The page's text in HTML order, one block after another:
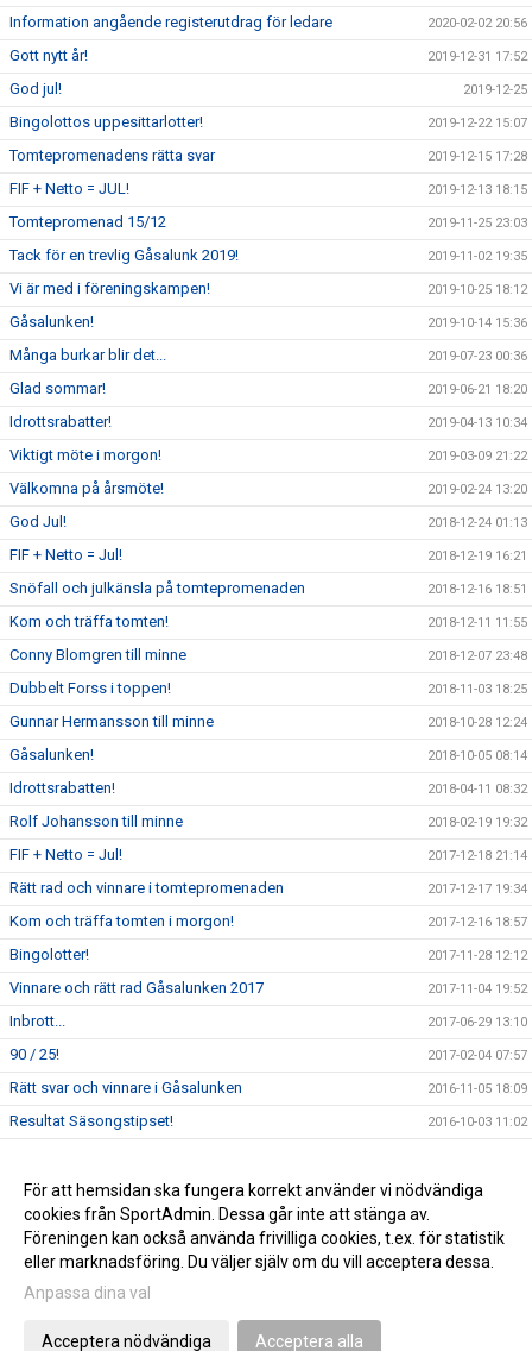
Information angående registerutdrag för ledare 2020-02-02 20:56
Gott nytt år! 2019-12-31 17:52
God jul! 2019-12-25
Bingolottos uppesittarlotter! 2019-12-22 15:07
Tomtepromenadens rätta svar 2019-12-15 17:28
FIF + Netto = JUL! 2019-12-13 18:15
Tomtepromenad 15/12 2019-11-25 23:03
Tack för en trevlig Gåsalunk 2019! 2019-11-02 19:35
Vi är med i föreningskampen! 2019-10-25 18:12
Gåsalunken! 2019-10-14 15:36
Många burkar blir det... 2019-07-23 00:36
Glad sommar! 2019-06-21 18:20
Idrottsrabatter! 2019-04-13 10:34
Viktigt möte i morgon! 2019-03-09 21:22
Välkomna på årsmöte! 2019-02-24 13:20
God Jul! 2018-12-24 01:13
FIF + Netto = Jul! 2018-12-19 16:21
Snöfall och julkänsla på tomtepromenaden 2018-12-16 18:51
Kom och träffa tomten! 2018-12-11 11:55
Conny Blomgren till minne 2018-12-07 23:48
Dubbelt Forss i toppen! 2018-11-03 18:25
Gunnar Hermansson till minne 2018-10-28 12:24
Gåsalunken! 2018-10-05 08:14
Idrottsrabatten! 2018-04-11 08:32
Rolf Johansson till minne 2018-02-19 19:32
FIF + Netto = Jul! 2017-12-18 21:14
Rätt rad och vinnare i tomtepromenaden 2017-12-17 19:34
Kom och träffa tomten i morgon! 2017-12-16 18:57
Bingolotter! 2017-11-28 12:12
Vinnare och rätt rad Gåsalunken 2017 2017-11-04 19:52
Inbrott... 2017-06-29 13:10
90 / 25! 2017-02-04 07:57
Rätt svar och vinnare i Gåsalunken 2016-11-05 18:09
Resultat Säsongstipset! 2016-10-03 11:02
Gräsroten! 2014-11-20 10:49
2014-09-19 13:56
Gå till Webbversion
För att hemsidan ska fungera korrekt använder vi nödvändiga
cookies från SportAdmin. Dessa går inte att stänga av.
Föreningen kan också använda frivilliga cookies, t.ex. för statistik
eller marknadsföring. Du väljer själv om du vill acceptera dessa.
Anpassa dina val
Acceptera nödvändiga Acceptera alla